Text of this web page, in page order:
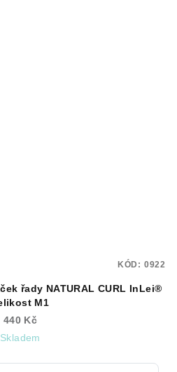
řady NATURAL CURL InLei®
M1
440 Kč
Skladem
KÓD: 0922